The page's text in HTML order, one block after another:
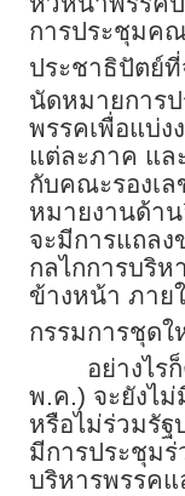
การประชุมค
ประชาธิปัตย์
นัดหมายการ
พรรคเพื่อแบ่ง
แต่ละภาค แล
กับคณะรองเ
หมายงานด้า
จะมีการแถลง
กลไกการบริห
ข้างหน้า ภาย
กรรมการชุดใ
อย่างไร
พ.ค.) จะยังไ
หรือไม่ร่วมรัฐ
มีการประชุม
บริหารพรรค